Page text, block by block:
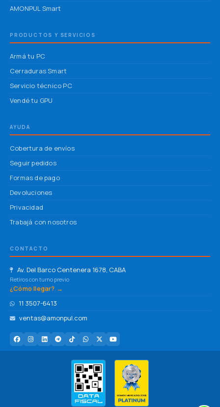
AMONPUL Smart
PRODUCTOS Y SERVICIOS
Armá tu PC
Cerraduras Smart
Servicio técnico PC
Vendé tu GPU
AYUDA
Cobertura de envíos
Seguir pedidos
Formas de pago
Devoluciones
Privacidad
Trabajá con nosotros
CONTACTO
Av. Del Barco Centenera 1678, CABA
Retiros con turno previo
¿Cómo llegar? →
11 3507-6413
ventas@amonpul.com